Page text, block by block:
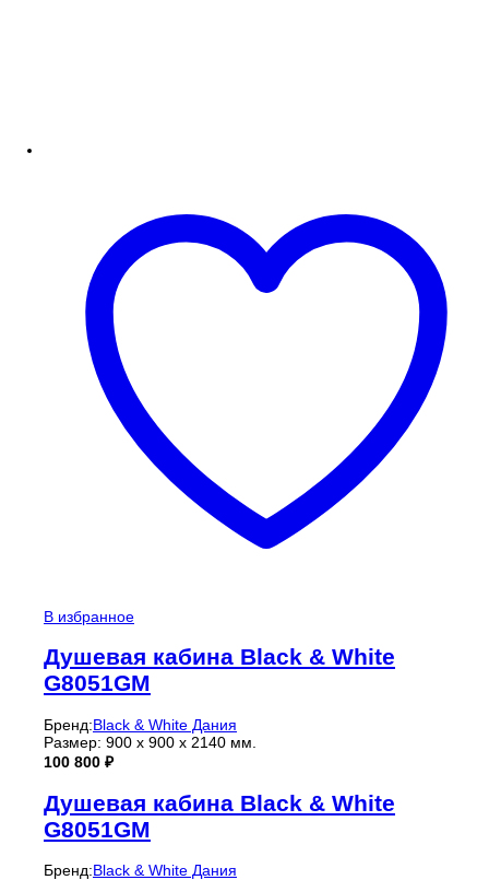
В избранное
Душевая кабина Black & White
G8051GM
Бренд:Black & White Дания
Размер: 900 х 900 х 2140 мм.
100 800 ₽
Душевая кабина Black & White
G8051GM
Бренд:Black & White Дания